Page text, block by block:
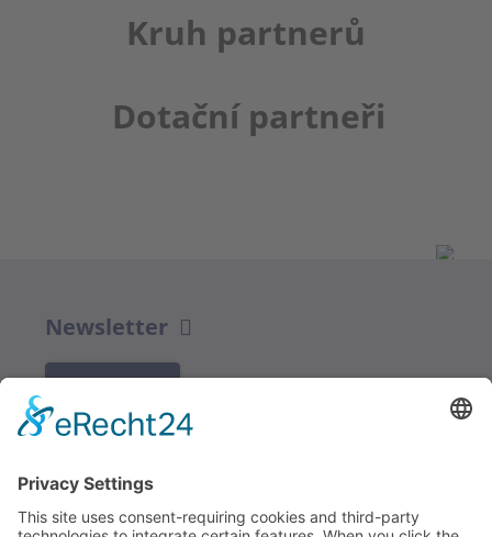
Kruh partnerů
Dotační partneři
Newsletter
Redakce bbkult.net
Centrum Bavaria Bohemia (CeBB)